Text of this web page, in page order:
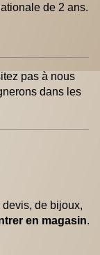
de 2 ans.
pas à nous
dans les
de bijoux,
en magasin.